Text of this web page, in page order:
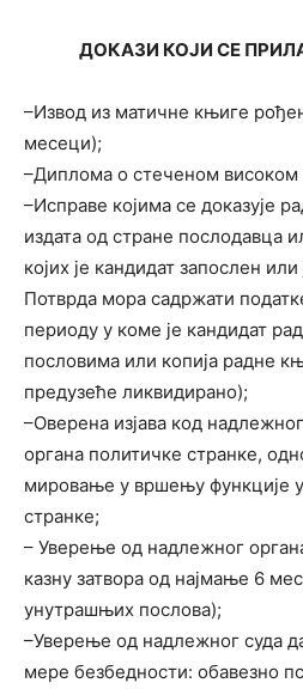
ДОКАЗИ КОЈИ СЕ
–Извод из матичне књиге
месеци);
–Диплома о стеченом високом
–Исправе којима се доказује
издата од стране послодавца
којих је кандидат запослен
Потврда мора садржати
периоду у коме је кандидат
пословима или копија радне
предузеће ликвидирано);
–Оверена изјава код
органа политичке странке,
мировање у вршењу функције
странке;
– Уверење од надлежног
казну затвора од најмање 6
унутрашњих послова);
–Уверење од надлежног суда
мере безбедности: обавезно